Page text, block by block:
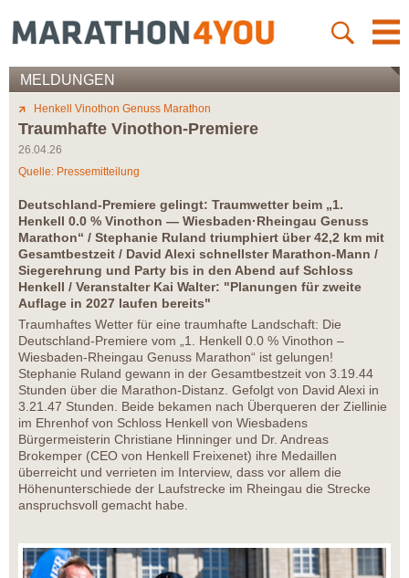
MELDUNGEN
Henkell Vinothon Genuss Marathon
Traumhafte Vinothon-Premiere
26.04.26
Quelle: Pressemitteilung
Deutschland-Premiere gelingt: Traumwetter beim „1.
Henkell 0.0 % Vinothon — Wiesbaden·Rheingau Genuss
Marathon“ / Stephanie Ruland triumphiert über 42,2 km mit
Gesamtbestzeit / David Alexi schnellster Marathon-Mann /
Siegerehrung und Party bis in den Abend auf Schloss
Henkell / Veranstalter Kai Walter: "Planungen für zweite
Auflage in 2027 laufen bereits"
Traumhaftes Wetter für eine traumhafte Landschaft: Die
Deutschland-Premiere vom „1. Henkell 0.0 % Vinothon –
Wiesbaden-Rheingau Genuss Marathon“ ist gelungen!
Stephanie Ruland gewann in der Gesamtbestzeit von 3.19.44
Stunden über die Marathon-Distanz. Gefolgt von David Alexi in
3.21.47 Stunden. Beide bekamen nach Überqueren der Ziellinie
im Ehrenhof von Schloss Henkell von Wiesbadens
Bürgermeisterin Christiane Hinninger und Dr. Andreas
Brokemper (CEO von Henkell Freixenet) ihre Medaillen
überreicht und verrieten im Interview, dass vor allem die
Höhenunterschiede der Laufstrecke im Rheingau die Strecke
anspruchsvoll gemacht habe.